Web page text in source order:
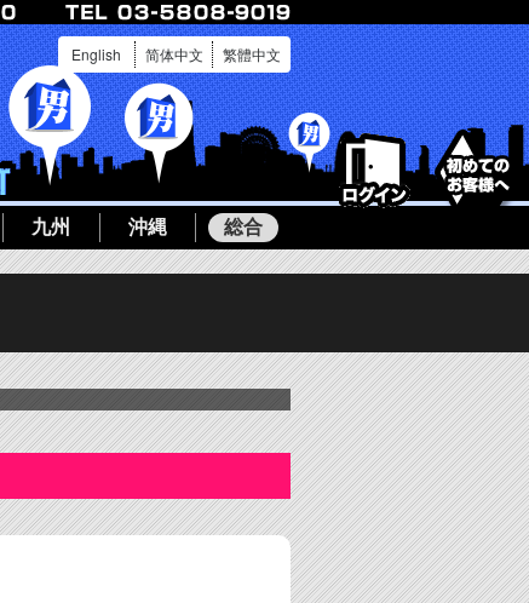
English 简体中文 繁體中文
九州 沖縄 総合
ボーイ募集
ログイン